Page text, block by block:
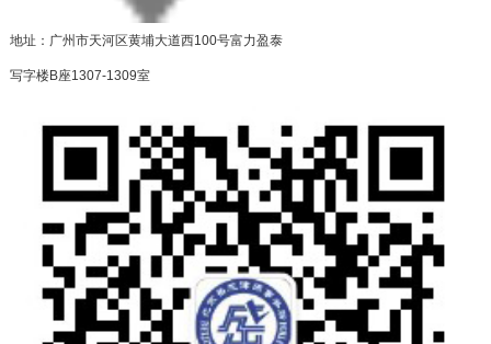
地址：广州市天河区黄埔大道西100号富力盈泰
写字楼B座1307-1309室